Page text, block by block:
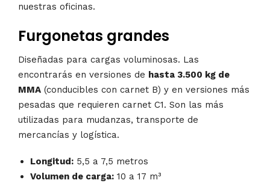
nuestras oficinas.
Furgonetas grandes
Diseñadas para cargas voluminosas. Las
encontrarás en versiones de hasta 3.500 kg de
MMA (conducibles con carnet B) y en versiones más
pesadas que requieren carnet C1. Son las más
utilizadas para mudanzas, transporte de
mercancías y logística.
Longitud: 5,5 a 7,5 metros
Volumen de carga: 10 a 17 m³